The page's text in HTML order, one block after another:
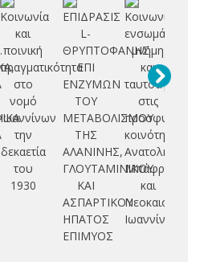
Κοινωνία
και
ποινική
πραγματικότητα
στο
νομό
Ιωαννίνων
την
δεκαετία
του
1930
ΕΠΙΔΡΑΣΙΣ
L-
ΘΡΥΠΤΟΦΑΝΗΣ
ΕΠΙ
ΕΝΖΥΜΩΝ
ΤΟΥ
ΜΕΤΑΒΟΛΙΣΜΟΥ
ΤΗΣ
ΑΛΑΝΙΝΗΣ,
ΓΛΟΥΤΑΜΙΝΙΚΟΥ
ΚΑΙ
ΑΣΠΑΡΤΙΚΟΥ
ΗΠΑΤΟΣ
ΕΠΙΜΥΟΣ
Κοινωνική
ενσωμάτωση,
μνήμη
και
ταυτότητα
στις
προσφυγικές
κοινότητες
Ανατολή,
Μπάφρα
και
Νεοκαισάρεια
Ιωαννίνων